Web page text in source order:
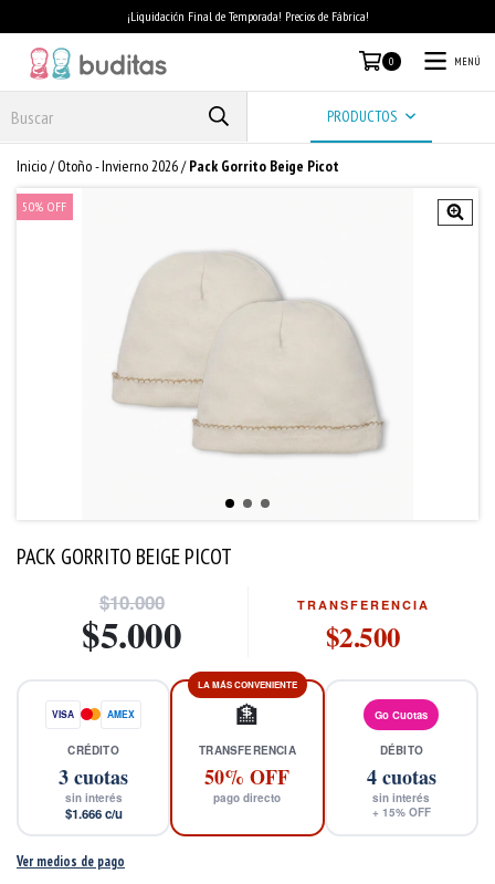
¡Liquidación Final de Temporada! Precios de Fábrica!
0 MENÚ
PRODUCTOS
Inicio/ Otoño - Invierno 2026/ Pack Gorrito Beige Picot
50% OFF
PACK GORRITO BEIGE PICOT
$10.000
$5.000
TRANSFERENCIA
$2.500
VISA AMEX
CRÉDITO
3cuotas
sin interés
$1.666c/u
LA MÁS CONVENIENTE
🏦
TRANSFERENCIA
50% OFF
pago directo
Go Cuotas
DÉBITO
4cuotas
sin interés
+ 15% OFF
Ver medios de pago